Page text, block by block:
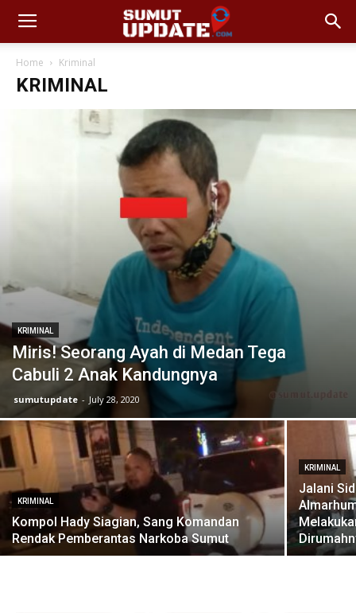
Home Kriminal
KRIMINAL
KRIMINAL
Miris! Seorang Ayah di Medan Tega
Cabuli 2 Anak Kandungnya
sumutupdate - July 28, 2020
KRIMINAL
Kompol Hady Siagian, Sang Komandan
Rendak Pemberantas Narkoba Sumut
KRIMINAL
Jalani